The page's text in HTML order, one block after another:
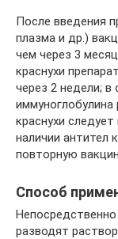
После введения
плазма и др.)
чем через 3
краснухи
через 2 недели; в
краснухи
наличии антител
повторную
Способ
разводят